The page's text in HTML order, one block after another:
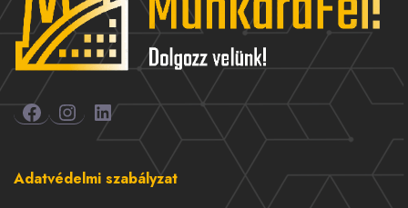
Facebook
Instagram
LinkedIn
Adatvédelmi szabályzat